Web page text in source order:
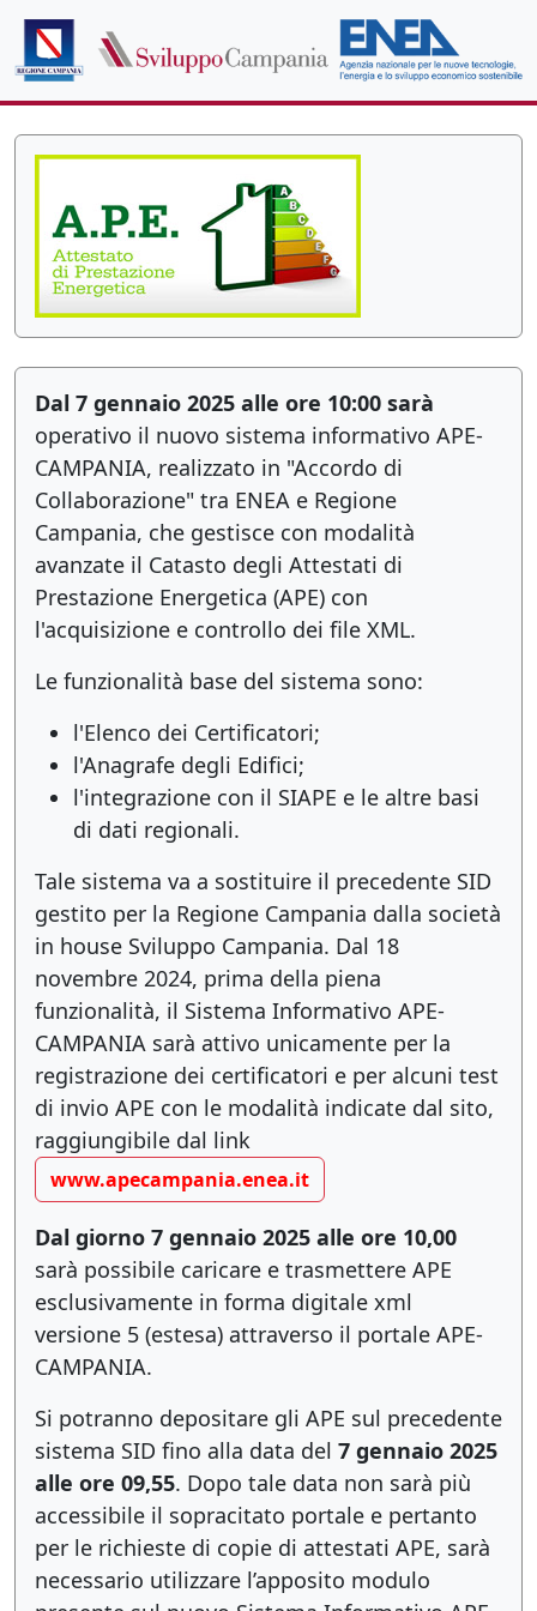
Dal 7 gennaio 2025 alle ore 10:00 sarà
operativo il nuovo sistema informativo APE-
CAMPANIA, realizzato in "Accordo di
Collaborazione" tra ENEA e Regione
Campania, che gestisce con modalità
avanzate il Catasto degli Attestati di
Prestazione Energetica (APE) con
l'acquisizione e controllo dei file XML.
Le funzionalità base del sistema sono:
l'Elenco dei Certificatori;
l'Anagrafe degli Edifici;
l'integrazione con il SIAPE e le altre basi
di dati regionali.
Tale sistema va a sostituire il precedente SID
gestito per la Regione Campania dalla società
in house Sviluppo Campania. Dal 18
novembre 2024, prima della piena
funzionalità, il Sistema Informativo APE-
CAMPANIA sarà attivo unicamente per la
registrazione dei certificatori e per alcuni test
di invio APE con le modalità indicate dal sito,
raggiungibile dal link
www.apecampania.enea.it
Dal giorno 7 gennaio 2025 alle ore 10,00
sarà possibile caricare e trasmettere APE
esclusivamente in forma digitale xml
versione 5 (estesa) attraverso il portale APE-
CAMPANIA.
Si potranno depositare gli APE sul precedente
sistema SID fino alla data del 7 gennaio 2025
alle ore 09,55. Dopo tale data non sarà più
accessibile il sopracitato portale e pertanto
per le richieste di copie di attestati APE, sarà
necessario utilizzare l’apposito modulo